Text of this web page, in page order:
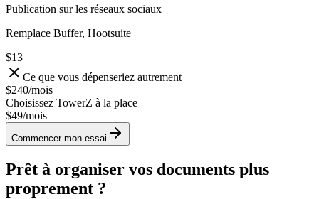
Publication sur les réseaux sociaux
Remplace Buffer, Hootsuite
$13
Ce que vous dépenseriez autrement
$240/mois
Choisissez TowerZ à la place
$49/mois
Commencer mon essai
Prêt à organiser vos documents plus
proprement ?